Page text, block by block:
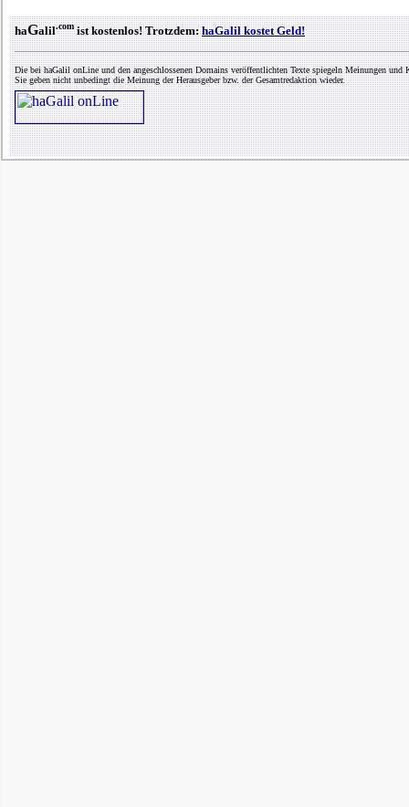
haGalil.comist kostenlos! Trotzdem:haGalil kostet Geld!
Die bei haGalil onLine und den angeschlossenen Domains veröffentlichten Texte spiegeln Meinungen und
Sie geben nicht unbedingt die Meinung der Herausgeber bzw. der Gesamtredaktion wieder.